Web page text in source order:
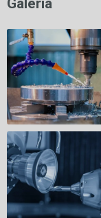
Galeria